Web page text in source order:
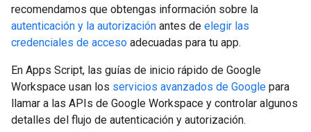
recomendamos que obtengas información sobre la
autenticación y la autorización antes de elegir las
credenciales de acceso adecuadas para tu app.
En Apps Script, las guías de inicio rápido de Google
Workspace usan los servicios avanzados de Google para
llamar a las APIs de Google Workspace y controlar algunos
detalles del flujo de autenticación y autorización.